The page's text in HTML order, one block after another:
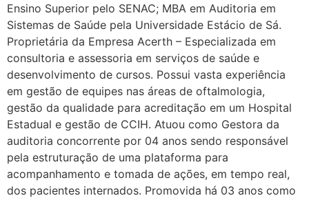
Ensino Superior pelo SENAC; MBA em Auditoria em
Sistemas de Saúde pela Universidade Estácio de Sá.
Proprietária da Empresa Acerth – Especializada em
consultoria e assessoria em serviços de saúde e
desenvolvimento de cursos. Possui vasta experiência
em gestão de equipes nas áreas de oftalmologia,
gestão da qualidade para acreditação em um Hospital
Estadual e gestão de CCIH. Atuou como Gestora da
auditoria concorrente por 04 anos sendo responsável
pela estruturação de uma plataforma para
acompanhamento e tomada de ações, em tempo real,
dos pacientes internados. Promovida há 03 anos como